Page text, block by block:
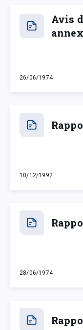
Avis
26/06/1974
mercredi 26 juin
10/12/1992
jeudi 10 décembre
28/06/1974
vendredi 28 juin